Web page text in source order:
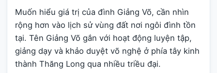
Muốn hiểu giá trị của đình Giảng Võ, cần nhìn
rộng hơn vào lịch sử vùng đất nơi ngôi đình tồn
tại. Tên Giảng Võ gắn với hoạt động luyện tập,
giảng dạy và khảo duyệt võ nghệ ở phía tây kinh
thành Thăng Long qua nhiều triều đại.